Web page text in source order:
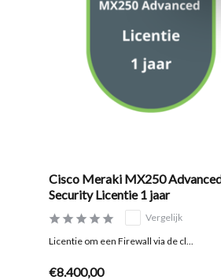
Cisco Meraki MX250
Security Licentie 1 jaar
Vergelijk
Licentie om een Firewall via de cl...
€8.400,00